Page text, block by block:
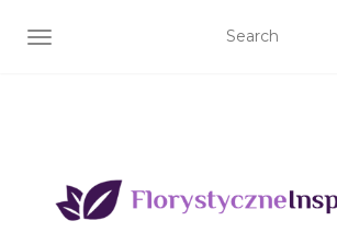
TOGGLE NAVIGATION